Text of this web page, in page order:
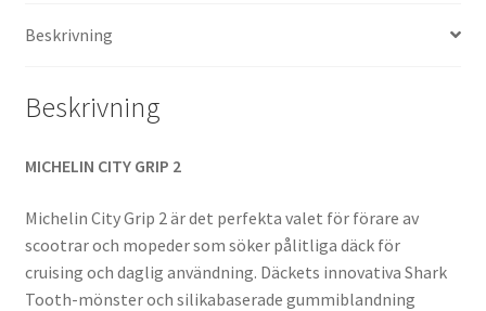
(fram/bak)
Beskrivning
Beskrivning
MICHELIN CITY GRIP 2
Michelin City Grip 2 är det perfekta valet för förare av
scootrar och mopeder som söker pålitliga däck för
cruising och daglig användning. Däckets innovativa Shark
Tooth-mönster och silikabaserade gummiblandning